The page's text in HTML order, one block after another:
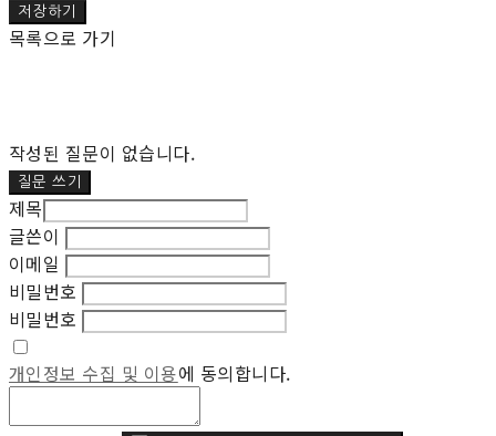
저장하기
목록으로 가기
작성된 질문이 없습니다.
질문 쓰기
제목
글쓴이
이메일
비밀번호
비밀번호
개인정보 수집 및 이용에 동의합니다.